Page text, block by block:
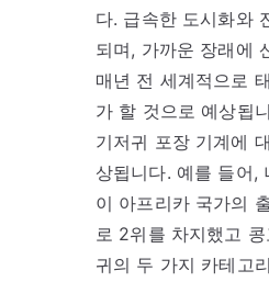
다. 급속한 도시화와
되며, 가까운 장래에
매년 전 세계적으로
가 할 것으로 예상됩
기저귀 포장 기계에
상됩니다. 예를 들어,
이 아프리카 국가의
로 2위를 차지했고
귀의 두 가지 카테고